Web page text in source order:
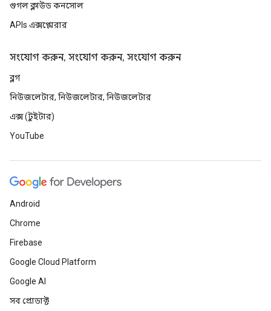
গুগল ক্লাউড কনসোল
APIs এক্সপ্লোরার
সংযোগ করুন, সংযোগ করুন, সংযোগ করুন
ব্লগ
নিউজলেটার, নিউজলেটার, নিউজলেটার
এক্স (টুইটার)
YouTube
Android
Chrome
Firebase
Google Cloud Platform
Google AI
সব প্রোডাক্ট